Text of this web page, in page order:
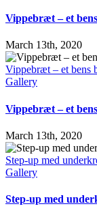
Vippebræt – et
March 13th, 2020
Vippebræt – et bens
Gallery
Vippebræt – et
March 13th, 2020
Step-up med
Gallery
Step-up med